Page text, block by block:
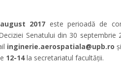
2017 este perioadă de
Senatului din 30 septembrie
inginerie.aerospatiala@upb.ro
12-14la secretariatul facultății.